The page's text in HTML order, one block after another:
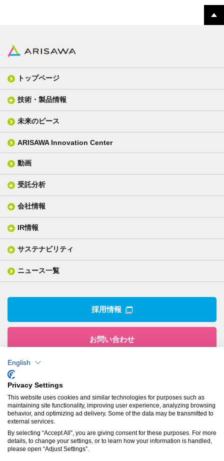
トップページ
技術・製品情報
FPC材料
カバーレイフィルム
銅張り積層板
層間接着シート
3D材料
電気絶縁・産業構造材料
織物製品
一般塗工製品
産業用構造材料
塗る
技術用語集
技術・製品情報トップ
未来のピース
ARISAWA Innovation Center
動画
受託分析
分析メニュー(事例)
分析ニュース
会社情報
会社概要
事業所
関係企業
IR情報
IR情報トップ
IRニュース
サステナビリティ
サステナビリティ・マネジメント
社会との関わり
ニュース一覧
採用情報
お問い合わせ
株式会社有沢製作所
本社
〒943-8610
新潟県上越市南本町1丁目5番5号
TEL：025-524-5121／FAX：025-524-1117
プライバシーポリシー
English
Privacy Settings
This website uses cookies and similar technologies for purposes such as
maintaining site functionality, improving user experience, analyzing browsing
behavior, and optimizing ad delivery. Some of the data may be transmitted to
external services.
By selecting “Accept All”, you are giving consent for these purposes. For more
details, to change your settings, or to learn how your information is handled,
please open “Adjust Settings”.